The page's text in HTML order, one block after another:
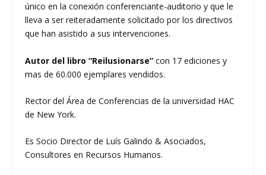
único en la conexión conferenciante-auditorio y que le
lleva a ser reiteradamente solicitado por los directivos
que han asistido a sus intervenciones.
Autor del libro “Reilusionarse” con 17 ediciones y
mas de 60.000 ejemplares vendidos.
Rector del Área de Conferencias de la universidad HAC
de New York.
Es Socio Director de Luís Galindo & Asociados,
Consultores en Recursos Humanos.